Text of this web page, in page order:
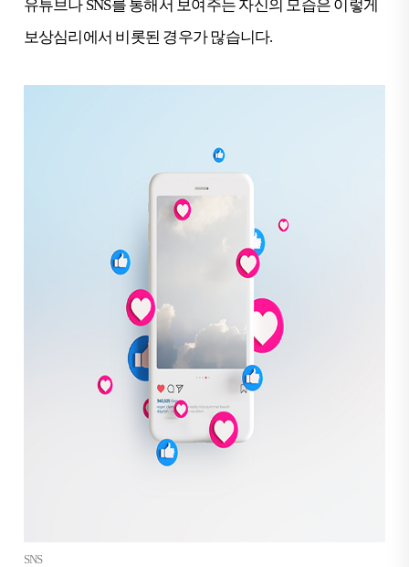
유튜브나 SNS를 통해서 보여주는 자신의 모습은 이렇게
보상심리에서 비롯된 경우가 많습니다.
SNS